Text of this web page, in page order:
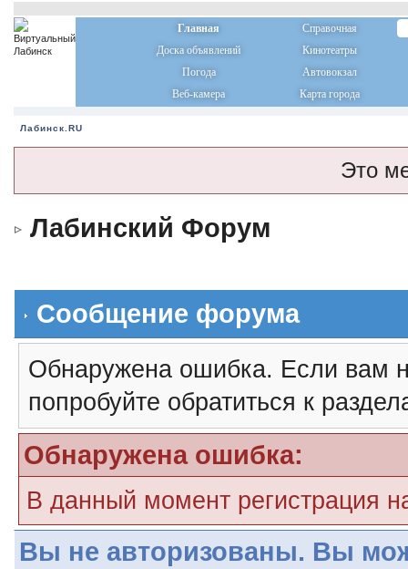
Главная
Справочная
Доска объявлений
Кинотеатры
Погода
Автовокзал
Веб-камера
Карта города
Лабинск.RU
Это
Лабинский Форум
Сообщение форума
Обнаружена ошибка. Если вам
попробуйте обратиться к
Обнаружена ошибка:
В данный момент регистрация
Вы не авторизованы. Вы